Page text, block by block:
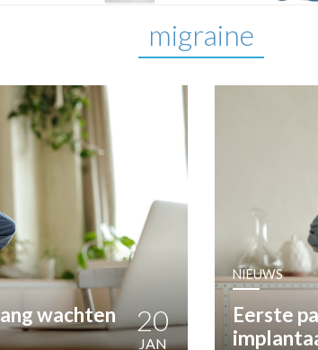
migraine
wachten
20
JAN
NIEUWS
Eerste